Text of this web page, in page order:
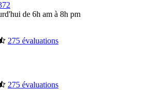
de 6h am à 8h pm
275 évaluations
275 évaluations